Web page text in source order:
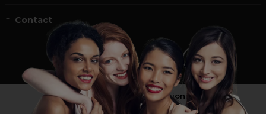
Contact
Vous n’êtes pas un professionnel ?
Visitez notre site pourles particuliers !